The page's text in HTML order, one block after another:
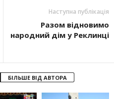
Наступна публікація
Разом відновимо
народний дім у Реклинці
БІЛЬШЕ ВІД АВТОРА